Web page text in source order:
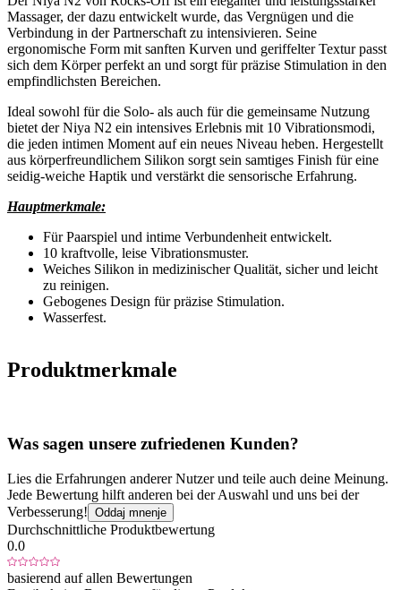
Massager, der dazu entwickelt wurde, das Vergnügen und die
Verbindung in der Partnerschaft zu intensivieren. Seine
ergonomische Form mit sanften Kurven und geriffelter Textur passt
sich dem Körper perfekt an und sorgt für präzise Stimulation in den
empfindlichsten Bereichen.
Ideal sowohl für die Solo- als auch für die gemeinsame Nutzung
bietet der Niya N2 ein intensives Erlebnis mit 10 Vibrationsmodi,
die jeden intimen Moment auf ein neues Niveau heben. Hergestellt
aus körperfreundlichem Silikon sorgt sein samtiges Finish für eine
seidig-weiche Haptik und verstärkt die sensorische Erfahrung.
Hauptmerkmale:
Für Paarspiel und intime Verbundenheit entwickelt.
10 kraftvolle, leise Vibrationsmuster.
Weiches Silikon in medizinischer Qualität, sicher und leicht
zu reinigen.
Gebogenes Design für präzise Stimulation.
Wasserfest.
Produktmerkmale
Was sagen unsere zufriedenen Kunden?
Lies die Erfahrungen anderer Nutzer und teile auch deine Meinung.
Jede Bewertung hilft anderen bei der Auswahl und uns bei der
Verbesserung! Oddaj mnenje
Durchschnittliche Produktbewertung
0.0
basierend auf allen Bewertungen